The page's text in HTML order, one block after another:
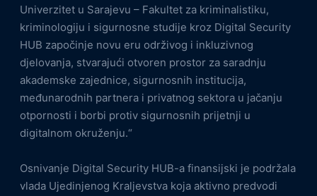
Univerzitet u Sarajevu – Fakultet za kriminalistiku,
kriminologiju i sigurnosne studije kroz Digital Security
HUB započinje novu eru održivog i inkluzivnog
djelovanja, stvarajući otvoren prostor za saradnju
akademske zajednice, sigurnosnih institucija,
međunarodnih partnera i privatnog sektora u jačanju
otpornosti i borbi protiv sigurnosnih prijetnji u
digitalnom okruženju.“
Osnivanje Digital Security HUB-a finansijski je podržala
vlada Ujedinjenog Kraljevstva koja aktivno predvodi